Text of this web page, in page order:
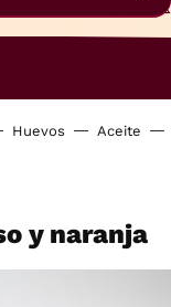
Huevos Aceite
y naranja